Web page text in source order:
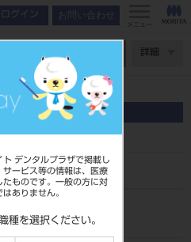
デンタルプラザで掲載し
サービス等の情報は、医療
たものです。一般の方に対
ありません。
種を選択ください。
ログイン お問い合わせ
メニュー
詳細
ル 21mm6入 ＃32
入 ＃32
20239009832